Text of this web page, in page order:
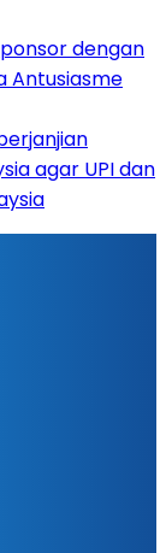
dengan
Antusiasme
agar UPI dan